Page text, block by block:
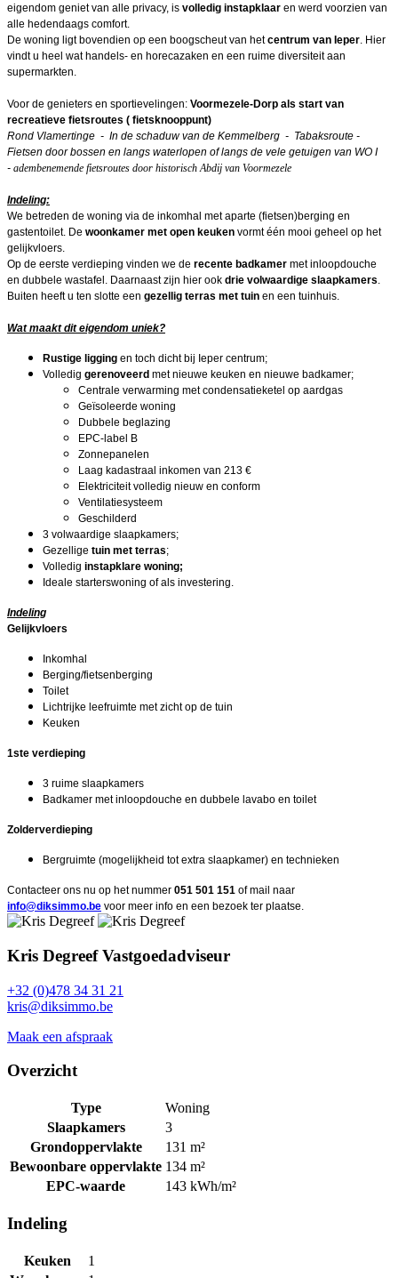
eigendom geniet van alle privacy, is volledig instapklaar en werd voorzien van
alle hedendaags comfort.
De woning ligt bovendien op een boogscheut van hetcentrum van Ieper. Hier
vindt u heel wat handels- en horecazaken en een ruime diversiteit aan
supermarkten.
Voor de genieters en sportievelingen: Voormezele-Dorp als start van
recreatieve fietsroutes ( fietsknooppunt)
Rond Vlamertinge - In de schaduw van de Kemmelberg - Tabaksroute -
Fietsen door bossen en langs waterlopen of langs de vele getuigen van WO I
- adembenemende fietsroutes door historisch Abdij van Voormezele
Indeling:
We betreden de woning via de inkomhal met aparte (fietsen)berging en
gastentoilet. De woonkamer met open keuken vormt één mooi geheel op het
gelijkvloers.
Op de eerste verdieping vinden we de recente badkamer met inloopdouche
en dubbele wastafel. Daarnaast zijn hier ook drie volwaardige slaapkamers.
Buiten heeft u ten slotte een gezellig terras met tuin en een tuinhuis.
Wat maakt dit eigendom uniek?
Rustige ligging en toch dicht bij Ieper centrum;
Volledig gerenoveerd met nieuwe keuken en nieuwe badkamer;
Centrale verwarming met condensatieketel op aardgas
Geïsoleerde woning
Dubbele beglazing
EPC-label B
Zonnepanelen
Laag kadastraal inkomen van 213 €
Elektriciteit volledig nieuw en conform
Ventilatiesysteem
Geschilderd
3 volwaardige slaapkamers;
Gezellige tuin met terras;
Volledig instapklare woning;
Ideale starterswoning of als investering.
Indeling
Gelijkvloers
Inkomhal
Berging/fietsenberging
Toilet
Lichtrijke leefruimte met zicht op de tuin
Keuken
1ste verdieping
3 ruime slaapkamers
Badkamer met inloopdouche en dubbele lavabo en toilet
Zolderverdieping
Bergruimte (mogelijkheid tot extra slaapkamer) en technieken
Contacteer ons nu op het nummer 051 501 151 of mail naar
info@diksimmo.be voor meer info en een bezoek ter plaatse.
Kris DegreefVastgoedadviseur
+32 (0)478 34 31 21
kris@diksimmo.be
Maak een afspraak
Overzicht
Type
Woning
Slaapkamers
3
Grondoppervlakte
131 m²
Bewoonbare oppervlakte 134 m²
EPC-waarde
143 kWh/m²
Indeling
Keuken
1